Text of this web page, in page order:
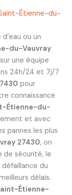
Étienne-du-
ou un
du-Vauvray
une équipe
24h/24 et 7j/7
pour
connaissance
Étienne-du-
et avec
pannes les plus
27430, on
de sécurité, le
du
délais.
Étienne-